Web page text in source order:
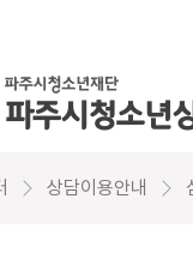
상담이용안내